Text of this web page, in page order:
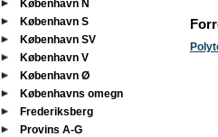
København N
København S
København SV
København V
København Ø
Københavns omegn
Frederiksberg
Provins A-G